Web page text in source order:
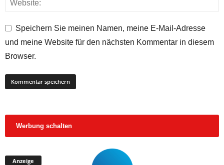
Speichern Sie meinen Namen, meine E-Mail-Adresse
und meine Website für den nächsten Kommentar in diesem
Browser.
Werbung schalten
Anzeige